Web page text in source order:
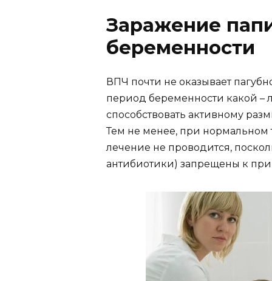
Заражение
беременности
ВПЧ почти не оказывает
период беременности какой
способствовать активному
Тем не менее, при нормальном
лечение не проводится,
антибиотики) запрещены к